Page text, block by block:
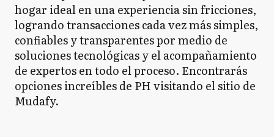
hogar ideal en una experiencia sin fricciones,
logrando transacciones cada vez más simples,
confiables y transparentes por medio de
soluciones tecnológicas y el acompañamiento
de expertos en todo el proceso. Encontrarás
opciones increíbles de PH visitando el sitio de
Mudafy.